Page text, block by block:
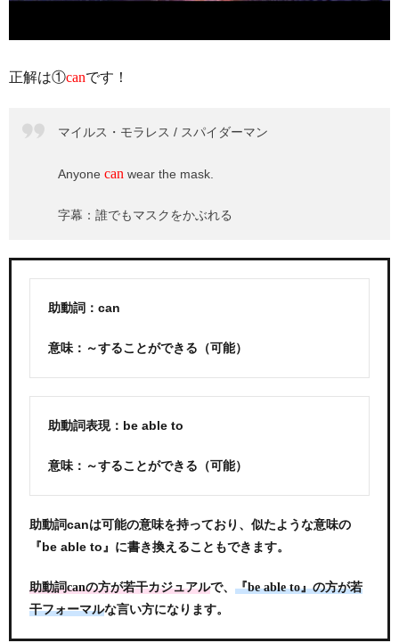
正解は①canです！
マイルス・モラレス / スパイダーマン
Anyone can wear the mask.
字幕：誰でもマスクをかぶれる
助動詞：can
意味：～することができる（可能）
助動詞表現：be able to
意味：～することができる（可能）
助動詞canは可能の意味を持っており、似たような意味の
『be able to』に書き換えることもできます。
助動詞canの方が若干カジュアルで、 『be able to』の方が若
干フォーマルな言い方になります。